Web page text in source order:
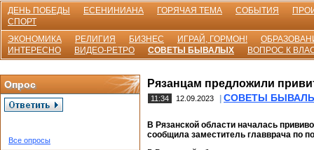
ДЕНЬ ПОБЕДЫ ЕСЕНИНИАНА ГОРЯЧАЯ ТЕМА СОБЫТИЯ
СПОРТ
ЭКОНОМИКА
РЕЛИГИЯ БИЗНЕС ИГРАЙ, ГОРМОН!
ИНТЕРЕСНО
ВИДЕО-РЕТРО СОВЕТЫ БЫВАЛЫХ ВОПРОС К
Опрос
Все опросы
Рязанцам предложили
11:34 12.09.2023 СОВЕТЫ
В Рязанской области началась
сообщила заместитель главврача по